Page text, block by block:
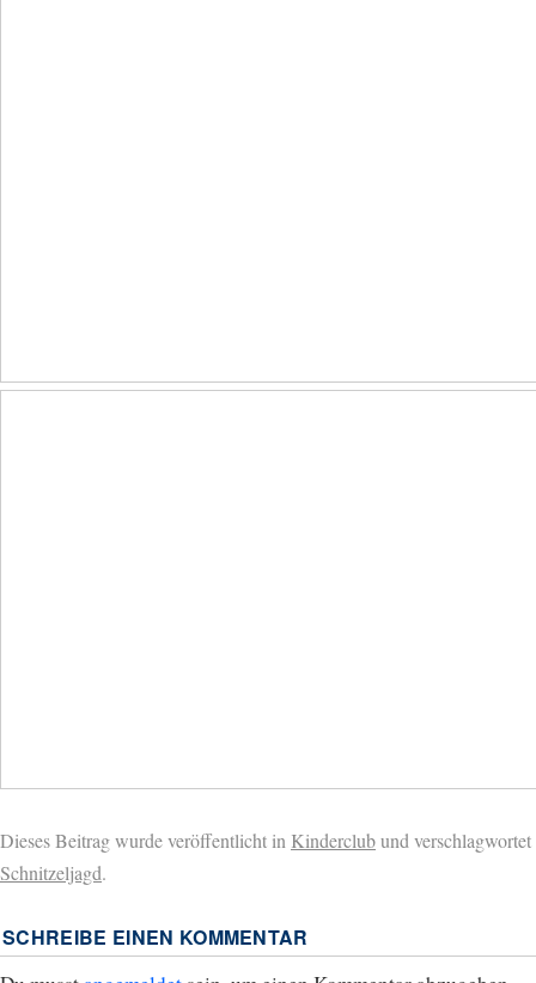
Dieses Beitrag wurde veröffentlicht in Kinderclubund
Schnitzeljagd.
SCHREIBE EINEN KOMMENTAR